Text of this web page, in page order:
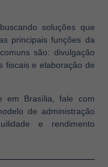
soluções que
principais funções da
são: divulgação
fiscais e elaboração de
em Brasília, fale com
de administração
e rendimento